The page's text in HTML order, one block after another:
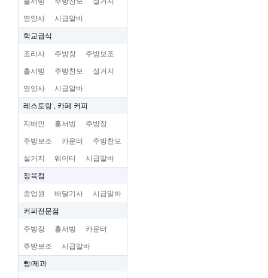
영양사 시급알바
학교급식
조리사 주방장 주방보조
홀서빙 주방찬모 설거지
영양사 시급알바
레스토랑 , 카페 커피
지배인 홀서빙 주방장
주방보조 카운터 주방찬모
설거지 웨이터 시급알바
정육점
종업원 배달기사 시급알바
커피전문점
주방장 홀서빙 카운터
주방보조 시급알바
빵/제과